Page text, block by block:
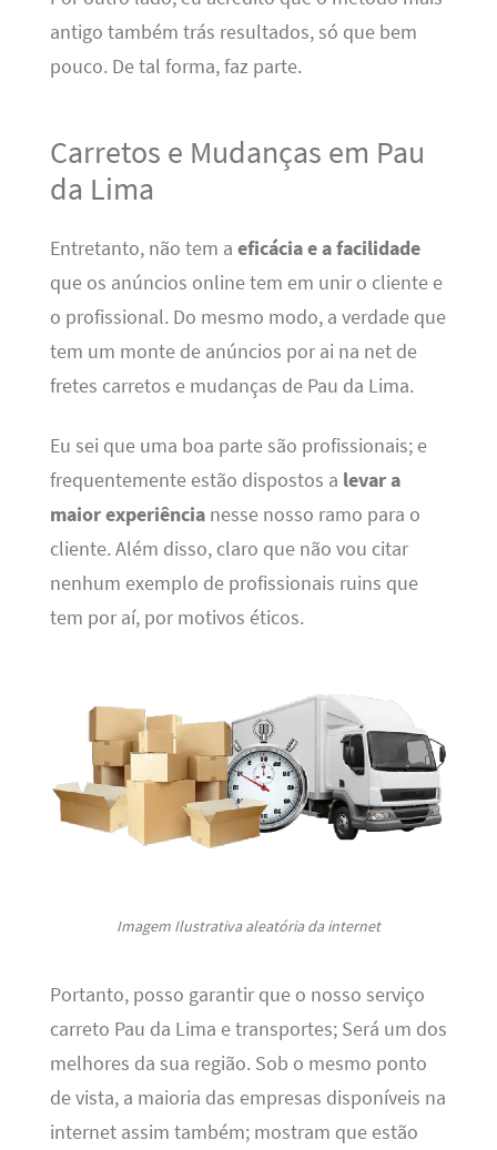
antigo também trás resultados, só que bem
pouco. De tal forma, faz parte.
Carretos e Mudanças em Pau
da Lima
Entretanto, não tem a eficácia e a facilidade
que os anúncios online tem em unir o cliente e
o profissional. Do mesmo modo, a verdade que
tem um monte de anúncios por ai na net de
fretes carretos e mudanças de Pau da Lima.
Eu sei que uma boa parte são profissionais; e
frequentemente estão dispostos a levar a
maior experiêncianesse nosso ramo para o
cliente. Além disso, claro que não vou citar
nenhum exemplo de profissionais ruins que
tem por aí, por motivos éticos.
Imagem Ilustrativa aleatória da internet
Portanto, posso garantir que o nosso serviço
carreto Pau da Lima e transportes; Será um dos
melhores da sua região. Sob o mesmo ponto
de vista, a maioria das empresas disponíveis na
internet assim também; mostram que estão